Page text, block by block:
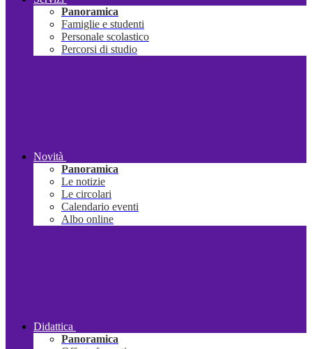
Panoramica
Famiglie e studenti
Personale scolastico
Percorsi di studio
Novità
Panoramica
Le notizie
Le circolari
Calendario eventi
Albo online
Didattica
Panoramica